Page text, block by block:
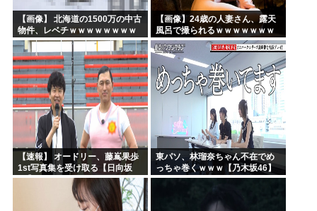
【画像】 北海道の1500万の中古
物件、レベチｗｗｗｗｗｗｗｗ
ｗｗｗｗｗｗｗｗｗｗｗｗ
【画像】24歳の人妻さん、露天
風呂で撮られるｗｗｗｗｗｗｗ
ｗｗｗｗｗｗｗｗｗｗ
【速報】 オードリー、藤嶌果歩
1st写真集を受け取る【日向坂
46】
東パソ、林瑠奈ちゃん不在でめ
っちゃ巻くｗｗｗ【乃木坂46】